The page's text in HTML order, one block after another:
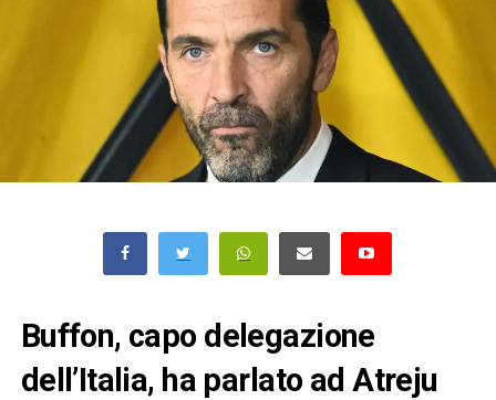
Buffon, capo delegazione
dell’Italia, ha parlato ad Atreju